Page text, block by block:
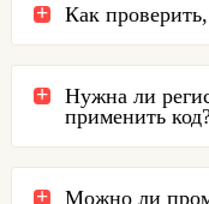
Как
Нужна ли
применить
Можно ли